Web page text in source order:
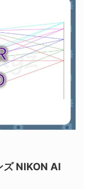
ズ NIKON AI